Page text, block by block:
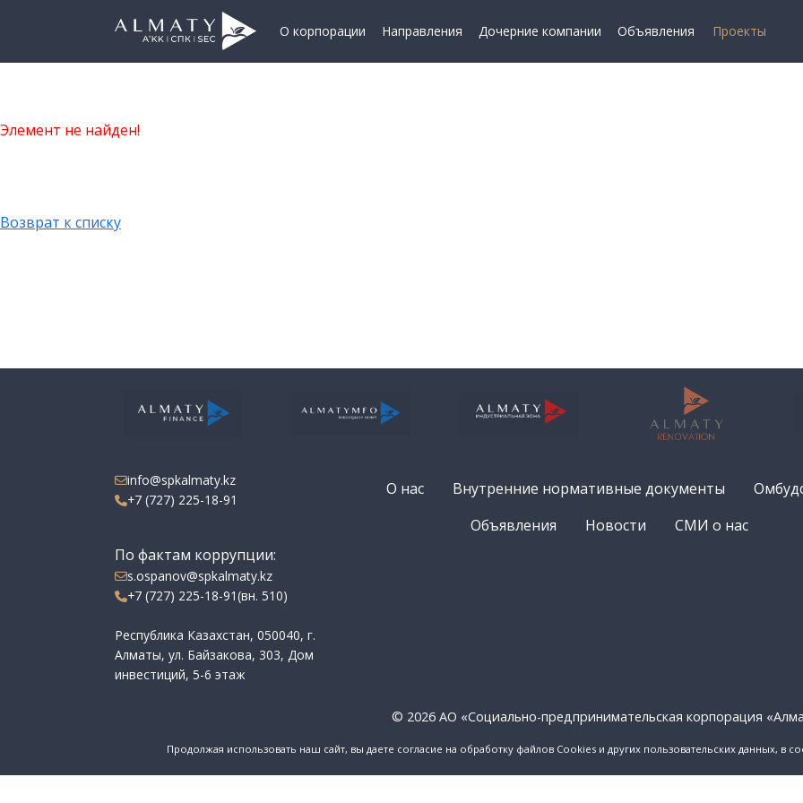
О корпорации Направления Дочерние компании Объявления Проекты
Элемент не найден!
Возврат к списку
info@spkalmaty.kz
+7 (727) 225-18-91
О нас Внутренние нормативные документы
Объявления
Новости
СМИ о нас
По фактам коррупции:
s.ospanov@spkalmaty.kz
+7 (727) 225-18-91(вн. 510)
Республика Казахстан, 050040, г.
Алматы, ул. Байзакова, 303, Дом
инвестиций, 5-6 этаж
© 2026 АО «Социально-предпринимательская корпорация
Продолжая использовать наш сайт, вы даете согласие на обработку файлов Cookies и других пользовательских данных, в